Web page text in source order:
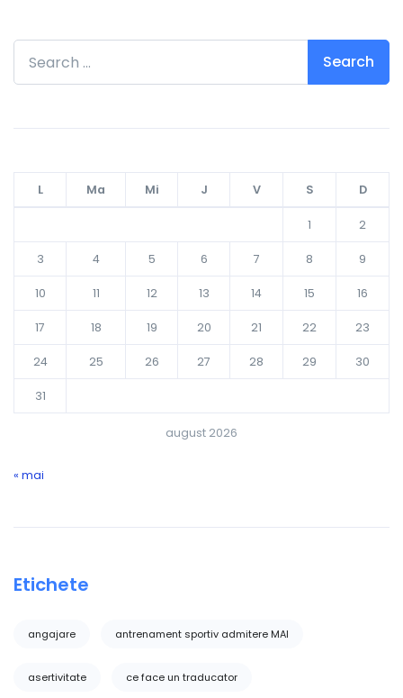
Search for:
august 2026
L Ma Mi J V S D
1 2
3 4 5 6 7 8 9
10 11 12 13 14 15 16
17 18 19 20 21 22 23
24 25 26 27 28 29 30
31
« mai
Etichete
angajare antrenament sportiv admitere MAI
asertivitate ce face un traducator